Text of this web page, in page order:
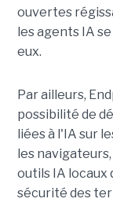
ouvertes
les agents IA
eux.
Par ailleurs,
possibilité de
liées à l'IA sur
les
outils IA locaux
sécurité des